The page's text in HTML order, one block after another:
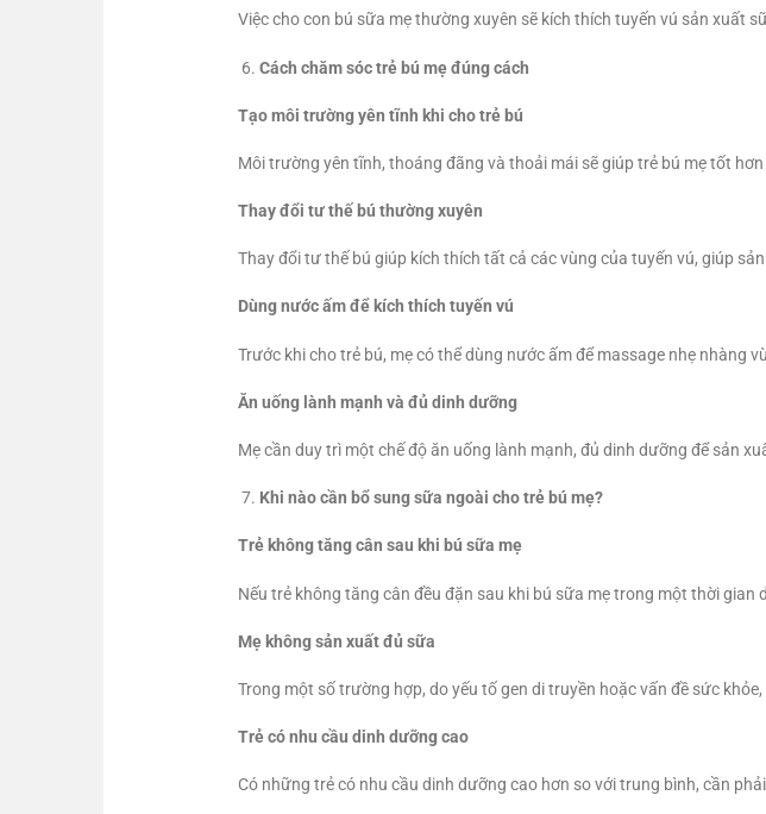
Việc cho con bú sữa mẹ thường xuyên sẽ kích thích tuyến vú sản xuất
Cách chăm sóc trẻ bú mẹ đúng cách
Tạo môi trường yên tĩnh khi cho trẻ bú
Môi trường yên tĩnh, thoáng đãng và thoải mái sẽ giúp trẻ bú mẹ tốt
Thay đổi tư thế bú thường xuyên
Thay đổi tư thế bú giúp kích thích tất cả các vùng của tuyến vú, giúp
Dùng nước ấm để kích thích tuyến vú
Trước khi cho trẻ bú, mẹ có thể dùng nước ấm để massage nhẹ nhàng
Ăn uống lành mạnh và đủ dinh dưỡng
Mẹ cần duy trì một chế độ ăn uống lành mạnh, đủ dinh dưỡng để sản
Khi nào cần bổ sung sữa ngoài cho trẻ bú mẹ?
Trẻ không tăng cân sau khi bú sữa mẹ
Nếu trẻ không tăng cân đều đặn sau khi bú sữa mẹ trong một thời
Mẹ không sản xuất đủ sữa
Trong một số trường hợp, do yếu tố gen di truyền hoặc vấn đề sức
Trẻ có nhu cầu dinh dưỡng cao
Có những trẻ có nhu cầu dinh dưỡng cao hơn so với trung bình, cần